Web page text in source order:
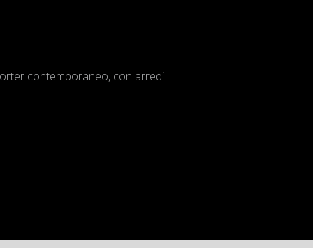
contemporaneo, con arredi